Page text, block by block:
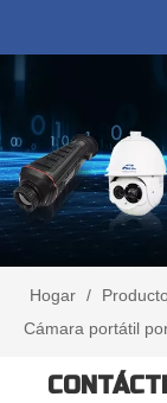
Hogar /
Cámara portátil